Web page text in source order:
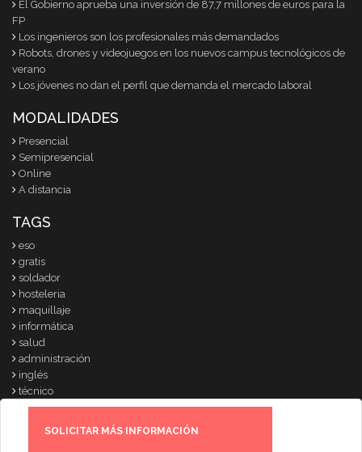
SOLICITAR MÁS INFORMACIÓN
El Gobierno aprueba una inversión de 87,7 millones de euros para la
FP
Los ingenieros son los profesionales más demandados
Robots, drones y videojuegos en los nuevos campus tecnológicos de
verano
Los jóvenes no dan el perfil que demanda el mercado laboral
MODALIDADES
Presencial
Semipresencial
Online
A distancia
TAGS
eso
gratis
soldador
hosteleria
maquillaje
informática
salud
administración
inglés
técnico
© 2007-2024 www.cursosparati.com